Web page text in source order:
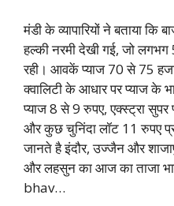
मंडी के व्यापारियों ने बताया
हल्की नरमी देखी गई, जो
रही। आवकें प्याज 70 से 75
क्वालिटी के आधार पर प्याज के
प्याज 8 से 9 रुपए, एक्स्ट्रा
और कुछ चुनिंदा लॉट 11 रुपए
जानते है इंदौर, उज्जैन और
और लहसुन का आज का ताजा
bhav…